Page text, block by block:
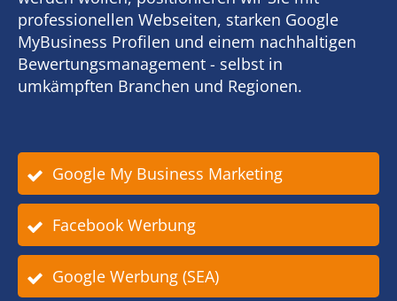
professionellen Webseiten, starken Google
MyBusiness Profilen und einem nachhaltigen
Bewertungsmanagement - selbst in
umkämpften Branchen und Regionen.
Google My Business Marketing
Facebook Werbung
Google Werbung (SEA)